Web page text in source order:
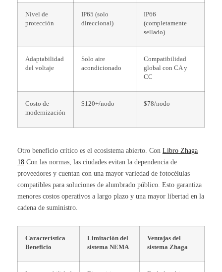
Nivel de
protección
IP65 (solo
direccional)
IP66
(completamente
sellado)
Adaptabilidad
del voltaje
Solo aire
acondicionado
Compatibilidad
global con CA y
CC
Costo de
modernización
$120+/nodo $78/nodo
Otro beneficio crítico es el ecosistema abierto. Con Libro Zhaga
18 Con las normas, las ciudades evitan la dependencia de
proveedores y cuentan con una mayor variedad de fotocélulas
compatibles para soluciones de alumbrado público. Esto garantiza
menores costos operativos a largo plazo y una mayor libertad en la
cadena de suministro.
Característica
Beneficio
Limitación del
sistema NEMA
Ventajas del
sistema Zhaga